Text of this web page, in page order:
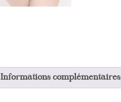
Informations complémentaires